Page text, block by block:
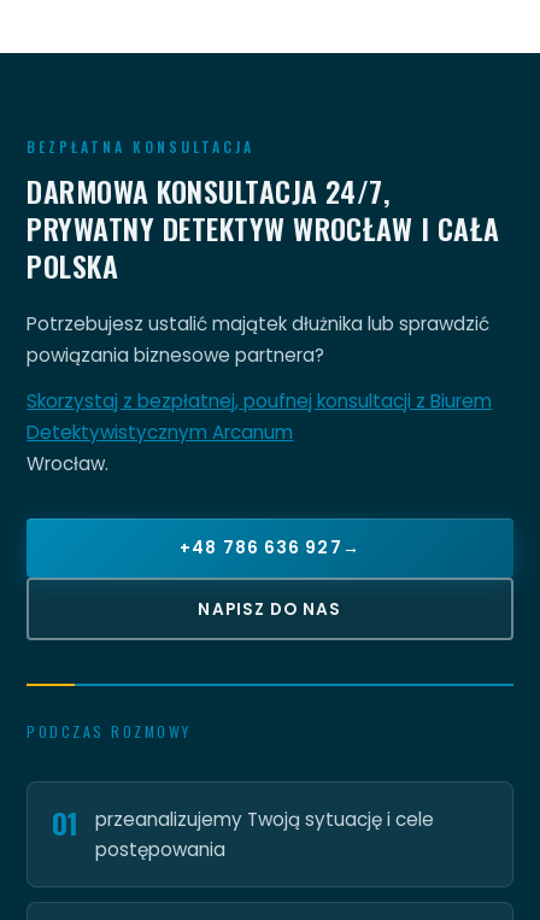
BEZPŁATNA KONSULTACJA
DARMOWA KONSULTACJA 24/7,
PRYWATNY DETEKTYW WROCŁAW I CAŁA
POLSKA
Potrzebujesz ustalić majątek dłużnika lub sprawdzić
powiązania biznesowe partnera?
Skorzystaj z bezpłatnej, poufnej konsultacji z Biurem
Detektywistycznym Arcanum
Wrocław.
+48 786 636 927 →
NAPISZ DO NAS
PODCZAS ROZMOWY
01
przeanalizujemy Twoją sytuację i cele
postępowania